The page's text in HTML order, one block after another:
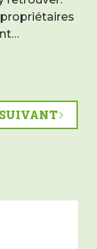
SUIVANT